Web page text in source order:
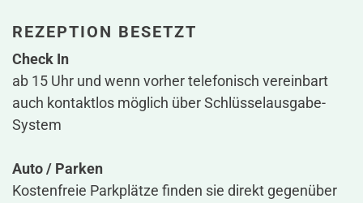
REZEPTION BESETZT
Check In
ab 15 Uhr und wenn vorher telefonisch vereinbart
auch kontaktlos möglich über Schlüsselausgabe-
System
Auto / Parken
Kostenfreie Parkplätze finden sie direkt gegenüber